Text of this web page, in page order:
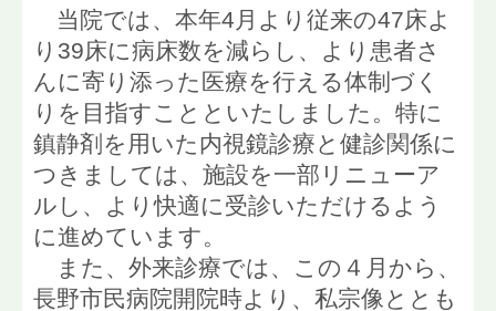
当院では、本年4月より従来の47床よ
り39床に病床数を減らし、より患者さ
んに寄り添った医療を行える体制づく
りを目指すことといたしました。特に
鎮静剤を用いた内視鏡診療と健診関係に
つきましては、施設を一部リニューア
ルし、より快適に受診いただけるよう
に進めています。
また、外来診療では、この４月から、
長野市民病院開院時より、私宗像ととも